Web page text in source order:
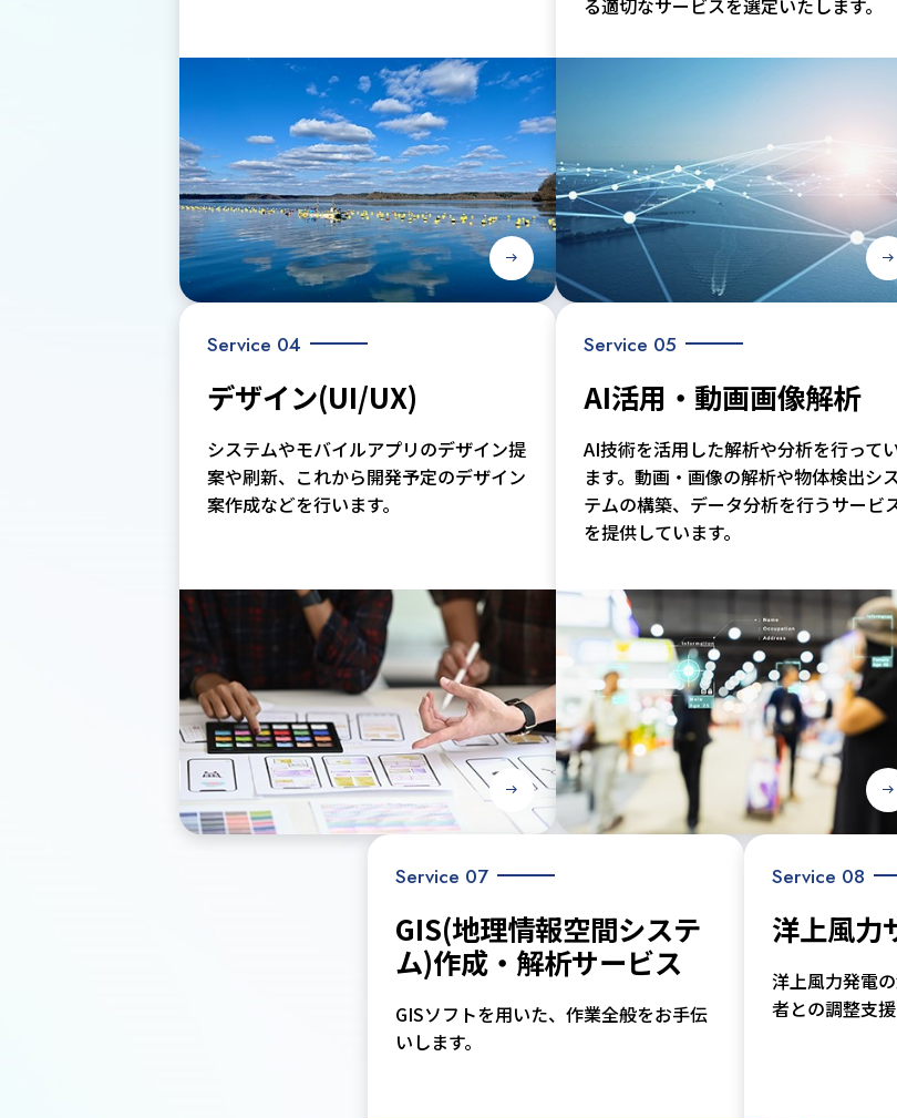
Service 04
デザイン(UI/UX)
システムやモバイルアプリのデザイン提
案や刷新、これから開発予定のデザイン
案作成などを行います。
Service 05
AI活用・動画画像解析
AI技術を活用した解析や分析を行って
ます。動画・画像の解析や物体検出シ
テムの構築、データ分析を行うサービ
を提供しています。
Service 07
GIS(地理情報空間システ
ム)作成・解析サービス
GISソフトを用いた、作業全般をお手伝
いします。
Service 08
洋上風力
洋上風力発電
者との調整支